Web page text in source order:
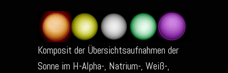
Komposit der Übersichtsaufnahmen der
Sonne im H-Alpha-, Natrium-, Weiß-,